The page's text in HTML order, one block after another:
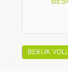
BEKIJK